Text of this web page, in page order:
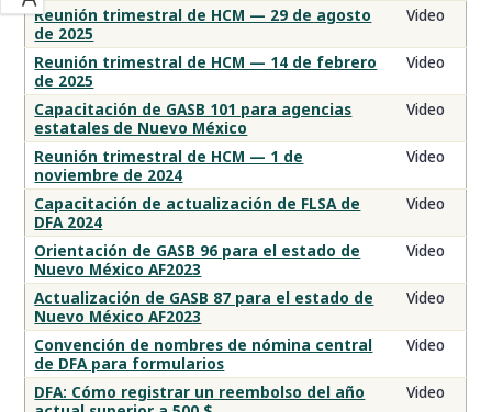
capacitación
de
DFA
Reunión trimestral de HCM — 29 de agosto
de 2025
Video
Reunión trimestral de HCM — 14 de febrero
de 2025
Video
Capacitación de GASB 101 para agencias
estatales de Nuevo México
Video
Reunión trimestral de HCM — 1 de
noviembre de 2024
Video
Capacitación de actualización de FLSA de
DFA 2024
Video
Orientación de GASB 96 para el estado de
Nuevo México AF2023
Video
Actualización de GASB 87 para el estado de
Nuevo México AF2023
Video
Convención de nombres de nómina central
de DFA para formularios
Video
DFA: Cómo registrar un reembolso del año
Video